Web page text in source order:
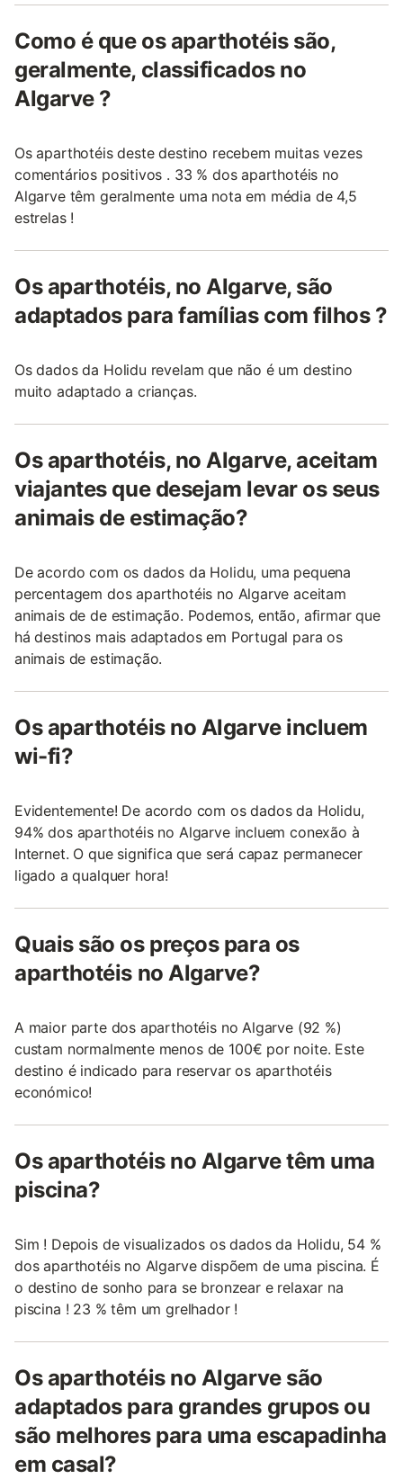
Como é que os aparthotéis são,
geralmente, classificados no
Algarve ?
Os aparthotéis deste destino recebem muitas vezes
comentários positivos . 33 % dos aparthotéis no
Algarve têm geralmente uma nota em média de 4,5
estrelas !
Os aparthotéis, no Algarve, são
adaptados para famílias com filhos ?
Os dados da Holidu revelam que não é um destino
muito adaptado a crianças.
Os aparthotéis, no Algarve, aceitam
viajantes que desejam levar os seus
animais de estimação?
De acordo com os dados da Holidu, uma pequena
percentagem dos aparthotéis no Algarve aceitam
animais de de estimação. Podemos, então, afirmar que
há destinos mais adaptados em Portugal para os
animais de estimação.
Os aparthotéis no Algarve incluem
wi-fi?
Evidentemente! De acordo com os dados da Holidu,
94% dos aparthotéis no Algarve incluem conexão à
Internet. O que significa que será capaz permanecer
ligado a qualquer hora!
Quais são os preços para os
aparthotéis no Algarve?
A maior parte dos aparthotéis no Algarve (92 %)
custam normalmente menos de 100€ por noite. Este
destino é indicado para reservar os aparthotéis
económico!
Os aparthotéis no Algarve têm uma
piscina?
Sim ! Depois de visualizados os dados da Holidu, 54 %
dos aparthotéis no Algarve dispõem de uma piscina. É
o destino de sonho para se bronzear e relaxar na
piscina ! 23 % têm um grelhador !
Os aparthotéis no Algarve são
adaptados para grandes grupos ou
são melhores para uma escapadinha
em casal?